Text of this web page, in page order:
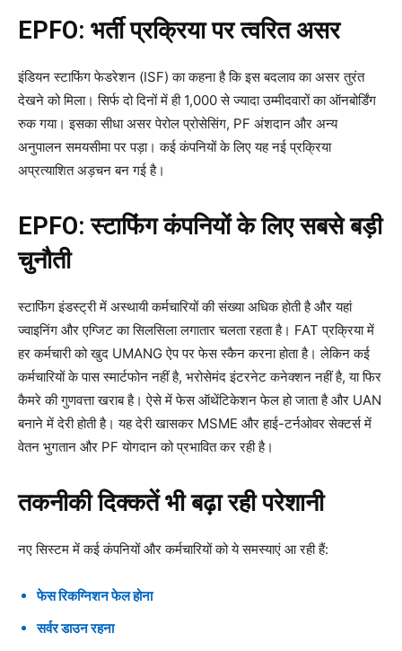
EPFO: भर्ती प्रक्रिया पर त्वरित असर
इंडियन स्टाफिंग फेडरेशन (ISF) का कहना है कि इस बदलाव का असर तुरंत
देखने को मिला। सिर्फ दो दिनों में ही 1,000 से ज्यादा उम्मीदवारों का ऑनबोर्डिंग
रुक गया। इसका सीधा असर पेरोल प्रोसेसिंग, PF अंशदान और अन्य
अनुपालन समयसीमा पर पड़ा। कई कंपनियों के लिए यह नई प्रक्रिया
अप्रत्याशित अड़चन बन गई है।
EPFO: स्टाफिंग कंपनियों के लिए सबसे बड़ी
चुनौती
स्टाफिंग इंडस्ट्री में अस्थायी कर्मचारियों की संख्या अधिक होती है और यहां
ज्वाइनिंग और एग्जिट का सिलसिला लगातार चलता रहता है। FAT प्रक्रिया में
हर कर्मचारी को खुद UMANG ऐप पर फेस स्कैन करना होता है। लेकिन कई
कर्मचारियों के पास स्मार्टफोन नहीं है, भरोसेमंद इंटरनेट कनेक्शन नहीं है, या फिर
कैमरे की गुणवत्ता खराब है। ऐसे में फेस ऑथेंटिकेशन फेल हो जाता है और UAN
बनाने में देरी होती है। यह देरी खासकर MSME और हाई-टर्नओवर सेक्टर्स में
वेतन भुगतान और PF योगदान को प्रभावित कर रही है।
तकनीकी दिक्कतें भी बढ़ा रही परेशानी
नए सिस्टम में कई कंपनियों और कर्मचारियों को ये समस्याएं आ रही हैं:
फेस रिकग्निशन फेल होना
सर्वर डाउन रहना